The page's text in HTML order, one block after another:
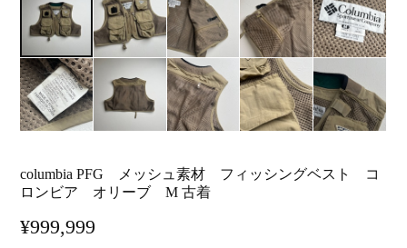
columbia PFG メッシュ素材 フィッシングベスト コ
ロンビア オリーブ M 古着
¥999,999